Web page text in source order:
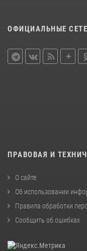
ОФИЦИАЛЬНЫЕ
ПРАВОВАЯ И
О сайте
Об использовании
Правила обработки
Сообщить об ошибках